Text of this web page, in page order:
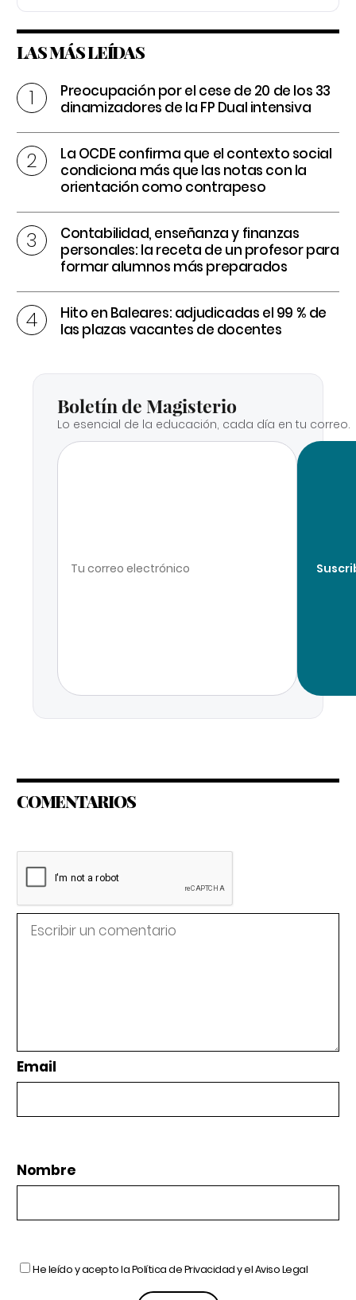
LAS MÁS LEÍDAS
Preocupación por el cese de 20 de los 33
dinamizadores de la FP Dual intensiva
La OCDE confirma que el contexto social
condiciona más que las notas con la
orientación como contrapeso
Contabilidad, enseñanza y finanzas
personales: la receta de un profesor para
formar alumnos más preparados
Hito en Baleares: adjudicadas el 99 % de
las plazas vacantes de docentes
Boletín de Magisterio
Lo esencial de la educación, cada día en tu correo.
COMENTARIOS
Email
Nombre
He leído y acepto laPolítica de Privacidady elAviso Legal